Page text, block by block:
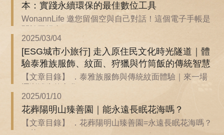
本：實踐永續環保的最佳數位工具
WonannLife 邀您留個空與自己對話！這個電子手帳是
2025/03/04
[ESG城市小旅行] 走入原住民文化時光隧道｜體
驗泰雅族服飾、紋面、狩獵與竹筒飯的傳統智慧
【文章目錄】 ．泰雅族服飾與傳統紋面體驗｜來一場
2025/01/10
花葬陽明山臻善園｜能永遠長眠花海嗎？
【文章目錄】 ．花葬陽明山臻善園=永遠長眠花海嗎？